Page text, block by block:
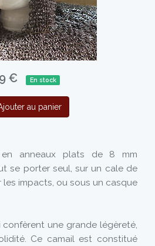
€ En stock
au panier
en anneaux plats de 8 mm
se porter seul, sur un cale de
impacts, ou sous un casque
confèrent une grande légèreté,
Ce camail est constitué